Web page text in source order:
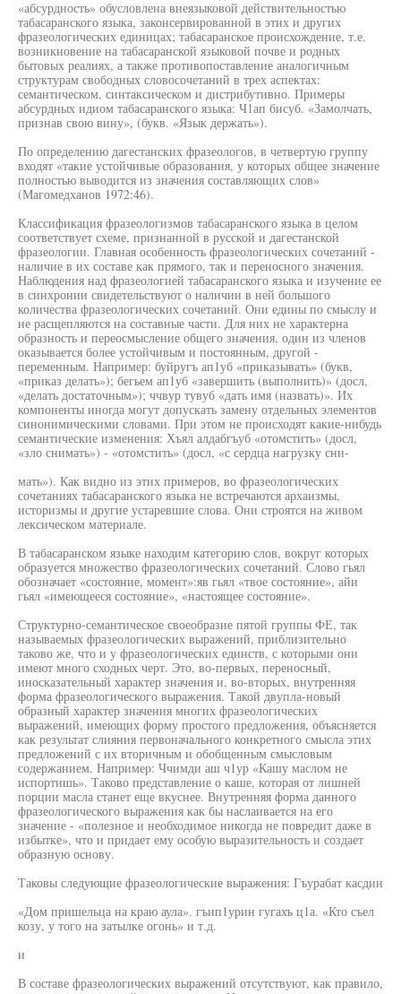
«абсурдность» обусловлена внеязыковой действительностью
табасаранского языка, законсервированной в этих и других
фразеологических единицах; табасаранское происхождение, т.е.
возникновение на табасаранской языковой почве и родных
бытовых реалиях, а также противопоставление аналогичным
структурам свободных словосочетаний в трех аспектах:
семантическом, синтаксическом и дистрибутивно. Примеры
абсурдных идиом табасаранского языка: Ч1ап бисуб. «Замолчать,
признав свою вину», (букв. «Язык держать»).
По определению дагестанских фразеологов, в четвертую группу
входят «такие устойчивые образования, у которых общее значение
полностью выводится из значения составляющих слов»
(Магомедханов 1972:46).
Классификация фразеологизмов табасаранского языка в целом
соответствует схеме, признанной в русской и дагестанской
фразеологии. Главная особенность фразеологических сочетаний -
наличие в их составе как прямого, так и переносного значения.
Наблюдения над фразеологией табасаранского языка и изучение ее
в синхронии свидетельствуют о наличии в ней большого
количества фразеологических сочетаний. Они едины по смыслу и
не расщепляются на составные части. Для них не характерна
образность и переосмысление общего значения, один из членов
оказывается более устойчивым и постоянным, другой -
переменным. Например: буйругъ ап1уб «приказывать» (букв,
«приказ делать»); бегьем ап1уб «завершить (выполнить)» (досл,
«делать достаточным»); ччвур тувуб «дать имя (назвать)». Их
компоненты иногда могут допускать замену отдельных элементов
синонимическими словами. При этом не происходят какие-нибудь
семантические изменения: Хъял алдабгъуб «отомстить» (досл,
«зло снимать») - «отомстить» (досл, «с сердца нагрузку сни-
мать»). Как видно из этих примеров, во фразеологических
сочетаниях табасаранского языка не встречаются архаизмы,
историзмы и другие устаревшие слова. Они строятся на живом
лексическом материале.
В табасаранском языке находим категорию слов, вокруг которых
образуется множество фразеологических сочетаний. Слово гьял
обозначает «состояние, момент»:яв гьял «твое состояние», айи
гьял «имеющееся состояние», «настоящее состояние».
Структурно-семантическое своеобразие пятой группы ФЕ, так
называемых фразеологических выражений, приблизительно
таково же, что и у фразеологических единств, с которыми они
имеют много сходных черт. Это, во-первых, переносный,
иносказательный характер значения и, во-вторых, внутренняя
форма фразеологического выражения. Такой двупла-новый
образный характер значения многих фразеологических
выражений, имеющих форму простого предложения, объясняется
как результат слияния первоначального конкретного смысла этих
предложений с их вторичным и обобщенным смысловым
содержанием. Например: Ччимди аш ч1ур «Кашу маслом не
испортишь». Таково представление о каше, которая от лишней
порции масла станет еще вкуснее. Внутренняя форма данного
фразеологического выражения как бы наслаивается на его
значение - «полезное и необходимое никогда не повредит даже в
избытке», что и придает ему особую выразительность и создает
образную основу.
Таковы следующие фразеологические выражения: Гъурабат касдин
«Дом пришельца на краю аула». гъип1урин гугахъ ц1а. «Кто съел
козу, у того на затылке огонь» и т.д.
и
В составе фразеологических выражений отсутствуют, как правило,